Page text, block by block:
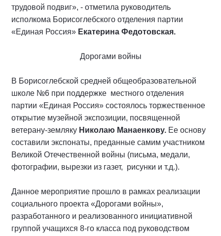
трудовой подвиг», - отметила руководитель
исполкома Борисоглебского отделения партии
«Единая Россия» Екатерина Федотовская.
Дорогами войны
В Борисоглебской средней общеобразовательной
школе №6 при поддержке местного отделения
партии «Единая Россия» состоялось торжественное
открытие музейной экспозиции, посвященной
ветерану-земляку Николаю Манаенкову. Ее основу
составили экспонаты, преданные самим участником
Великой Отечественной войны (письма, медали,
фотографии, вырезки из газет, рисунки и т.д.).
Данное мероприятие прошло в рамках реализации
социального проекта «Дорогами войны»,
разработанного и реализованного инициативной
группой учащихся 8-го класса под руководством